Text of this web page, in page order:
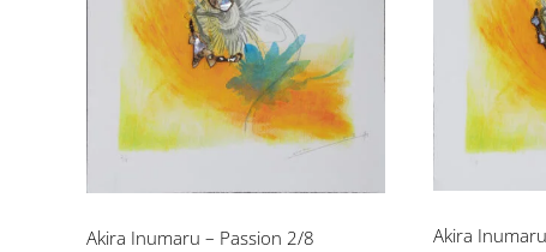
2/8
Akira Inumaru – Passion 2/8 Akira